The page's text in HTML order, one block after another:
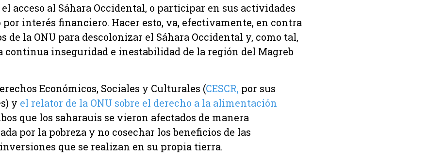
acceso al Sáhara Occidental, o participar en sus actividades
interés financiero. Hacer esto, va, efectivamente, en contra
de la ONU para descolonizar el Sáhara Occidental y, como tal,
continua inseguridad e inestabilidad de la región del Magreb
Económicos, Sociales y Culturales (CESCR, por sus
y el relator de la ONU sobre el derecho a la alimentación
que los saharauis se vieron afectados de manera
por la pobreza y no cosechar los beneficios de las
que se realizan en su propia tierra.